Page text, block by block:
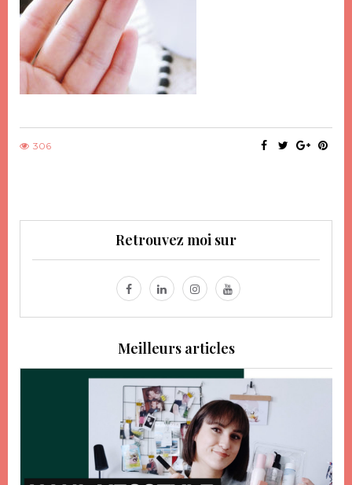
306
Retrouvez moi sur
Meilleurs articles